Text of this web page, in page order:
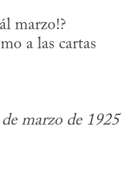
marzo!?
a las cartas
marzo de 1925